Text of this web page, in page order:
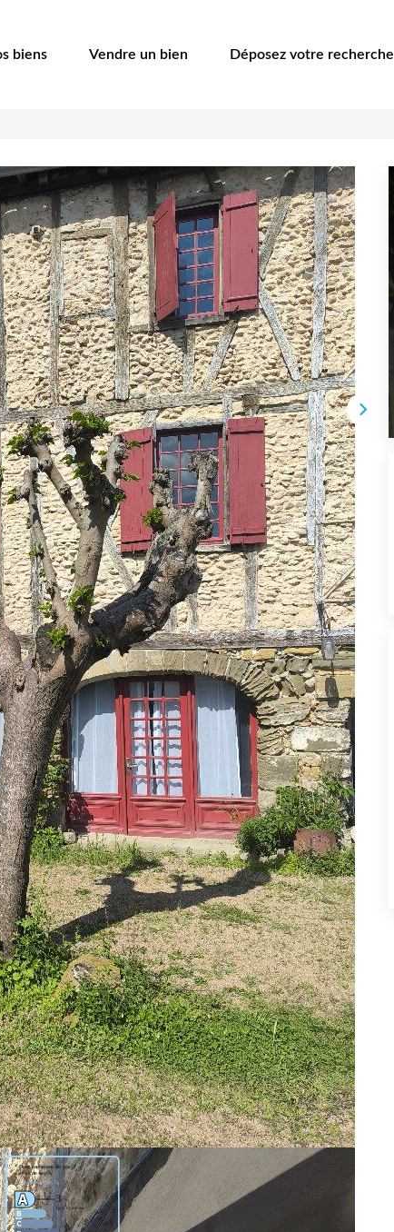
biens Vendre un bien Déposez votre recherche
en découvrant la petite cité médiévale ...
a été très récemment isolée de l'intérieur , modernisée
nombre d'éléments anciens , comme les portes ,
la même maison , d'y avoir au choix , une activité de
famille d'avoir chacun son '' chez soi '' .
atypique un choix à considérer , que je me ferai un
disponibles sur le site Géorisques :